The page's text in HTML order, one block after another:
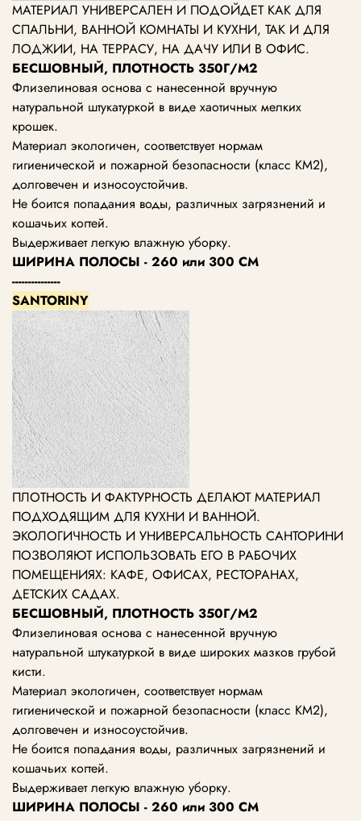
МАТЕРИАЛ УНИВЕРСАЛЕН И ПОДОЙДЕТ КАК ДЛЯ
СПАЛЬНИ, ВАННОЙ КОМНАТЫ И КУХНИ, ТАК И ДЛЯ
ЛОДЖИИ, НА ТЕРРАСУ, НА ДАЧУ ИЛИ В ОФИС.
БЕСШОВНЫЙ, ПЛОТНОСТЬ 350Г/М2
Флизелиновая основа с нанесенной вручную
натуральной штукатуркой в виде хаотичных мелких
крошек.
Материал экологичен, соответствует нормам
гигиенической и пожарной безопасности (класс KM2),
долговечен и износоустойчив.
Не боится попадания воды, различных загрязнений и
кошачьих когтей.
Выдерживает легкую влажную уборку.
ШИРИНА ПОЛОСЫ - 260 или 300 СМ
---------------
SANTORINY
ПЛОТНОСТЬ И ФАКТУРНОСТЬ ДЕЛАЮТ МАТЕРИАЛ
ПОДХОДЯЩИМ ДЛЯ КУХНИ И ВАННОЙ.
ЭКОЛОГИЧНОСТЬ И УНИВЕРСАЛЬНОСТЬ САНТОРИНИ
ПОЗВОЛЯЮТ ИСПОЛЬЗОВАТЬ ЕГО В РАБОЧИХ
ПОМЕЩЕНИЯХ: КАФЕ, ОФИСАХ, РЕСТОРАНАХ,
ДЕТСКИХ САДАХ.
БЕСШОВНЫЙ, ПЛОТНОСТЬ 350Г/М2
Флизелиновая основа с нанесенной вручную
натуральной штукатуркой в виде широких мазков грубой
кисти.
Материал экологичен, соответствует нормам
гигиенической и пожарной безопасности (класс КМ2),
долговечен и износоустойчив.
Не боится попадания воды, различных загрязнений и
кошачьих когтей.
Выдерживает легкую влажную уборку.
ШИРИНА ПОЛОСЫ - 260 или 300 СМ